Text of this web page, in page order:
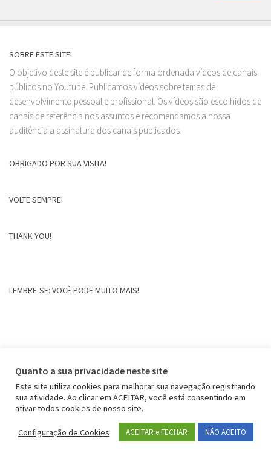
SOBRE ESTE SITE!
O objetivo deste site é publicar de forma ordenada vídeos de canais
públicos no Youtube. Publicamos vídeos sobre temas de
desenvolvimento pessoal e profissional. Os vídeos são escolhidos de
canais de referência nos assuntos e recomendamos a nossa
auditência a assinatura dos canais publicados.
OBRIGADO POR SUA VISITA!
VOLTE SEMPRE!
THANK YOU!
LEMBRE-SE: VOCÊ PODE MUITO MAIS!
Quanto a sua privacidade neste site
Este site utiliza cookies para melhorar sua navegação registrando
sua atividade. Ao clicar em ACEITAR, você está consentindo em
ativar todos cookies de nosso site.
Configuração de Cookies ACEITAR e FECHAR NÃO ACEITO